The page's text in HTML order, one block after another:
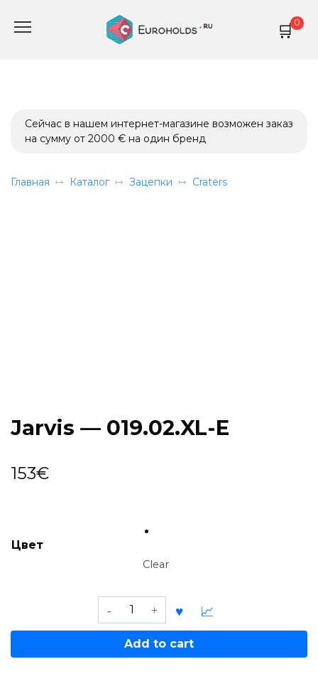
0
Сейчас в нашем интернет-магазине возможен заказ
на сумму от 2000 € на один бренд
Главная Каталог Зацепки Craters
Jarvis — 019.02.XL-E
153€
Цвет
Clear
—
019.02.XL-
E
Add to cart